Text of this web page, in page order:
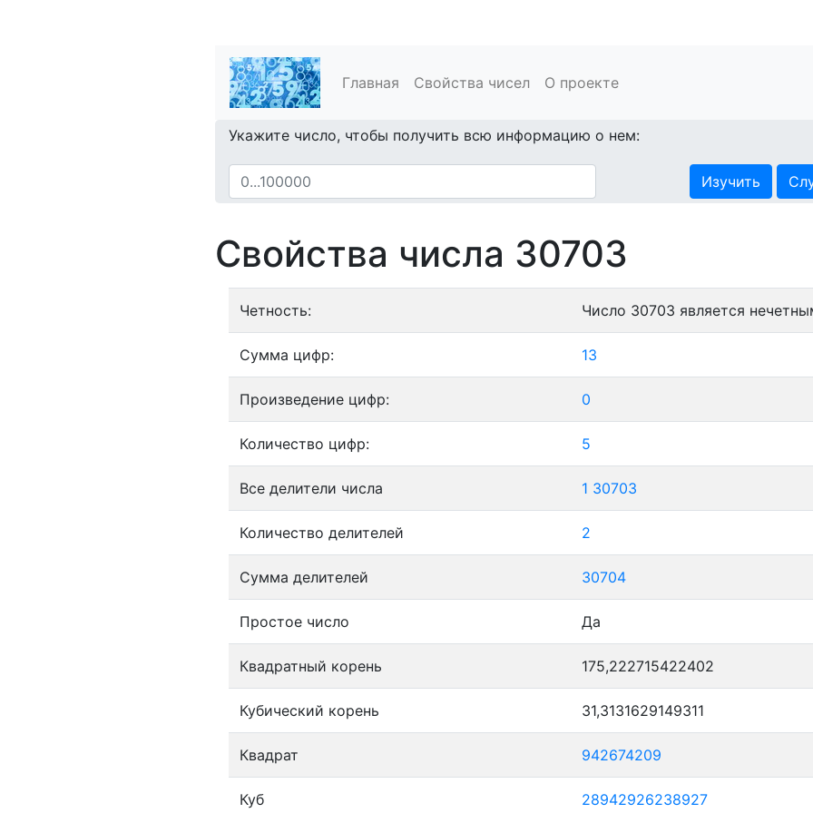
Главная Свойства чисел О проекте
Укажите число, чтобы получить всю информацию о нем:
Изучить
Свойства числа 30703
Четность: Число 30703 является
Сумма цифр: 13
Произведение цифр: 0
Количество цифр: 5
Все делители числа 1 30703
Количество делителей 2
Сумма делителей 30704
Простое число Да
Квадратный корень 175,222715422402
Кубический корень 31,3131629149311
Квадрат 942674209
Куб 28942926238927